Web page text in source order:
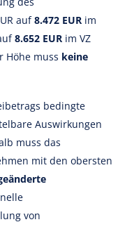
auf8.472 EUR im
8.652 EUR im VZ
Höhe muss keine
bedingte
Auswirkungen
muss das
mit den obersten
von